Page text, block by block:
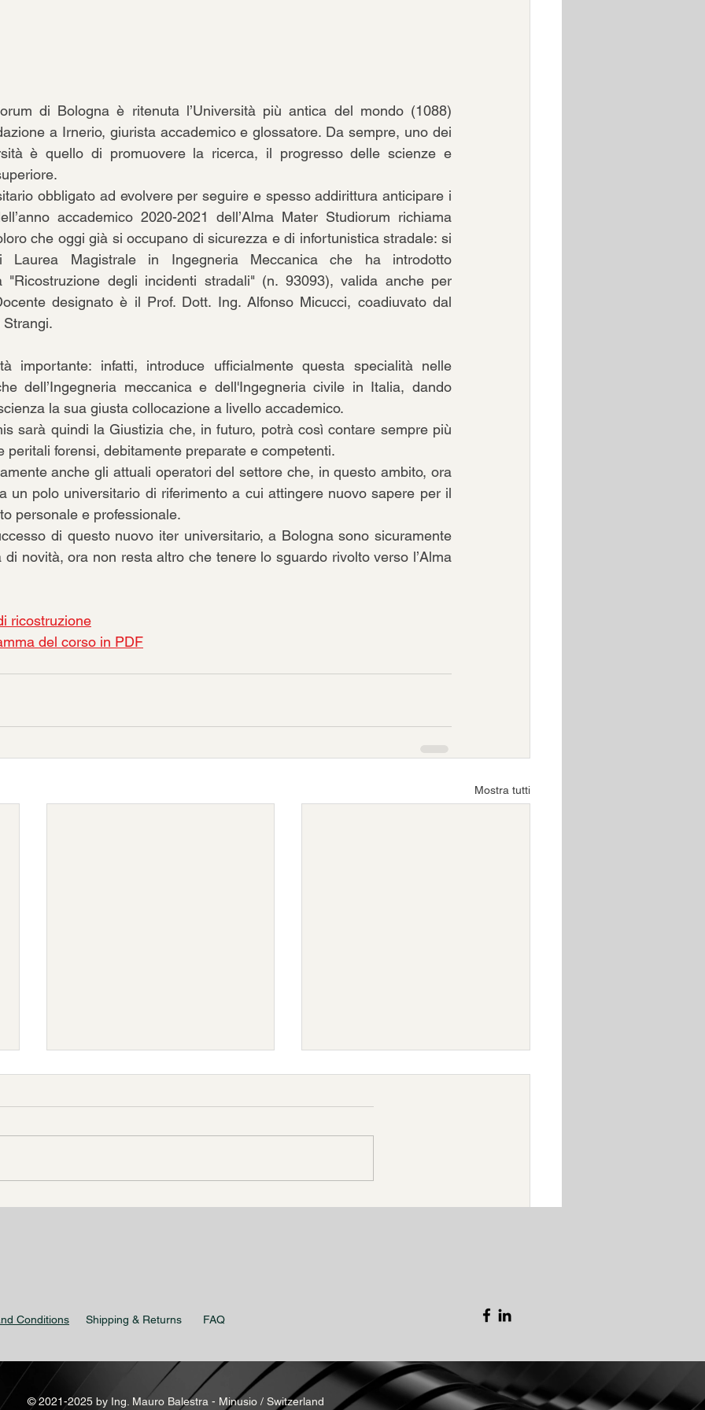
di Bologna è ritenuta l’Università più antica del mondo (1088)
a Irnerio, giurista accademico e glossatore. Da sempre, uno dei
è quello di promuovere la ricerca, il progresso delle scienze e
obbligato ad evolvere per seguire e spesso addirittura anticipare i
accademico 2020-2021 dell’Alma Mater Studiorum richiama
che oggi già si occupano di sicurezza e di infortunistica stradale: si
Magistrale in Ingegneria Meccanica che ha introdotto
"Ricostruzione degli incidenti stradali" (n. 93093), valida anche per
designato è il Prof. Dott. Ing. Alfonso Micucci, coadiuvato dal
Strangi.
importante: infatti, introduce ufficialmente questa specialità nelle
dell’Ingegneria meccanica e dell'Ingegneria civile in Italia, dando
la sua giusta collocazione a livello accademico.
sarà quindi la Giustizia che, in futuro, potrà così contare sempre più
peritali forensi, debitamente preparate e competenti.
anche gli attuali operatori del settore che, in questo ambito, ora
un polo universitario di riferimento a cui attingere nuovo sapere per il
personale e professionale.
di questo nuovo iter universitario, a Bologna sono sicuramente
novità, ora non resta altro che tenere lo sguardo rivolto verso l’Alma
ricostruzione
del corso in PDF
Mostra tutti
L'AERODINAMICA: LA
Conditions Shipping & Returns FAQ
© 2021-2025 by Ing. Mauro Balestra - Minusio / Switzerland